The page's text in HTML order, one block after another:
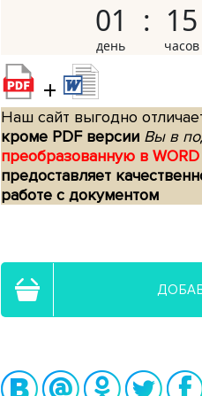
01 15
+
Наш сайт выгодно
кроме PDF версии Вы в
преобразованную в
предоставляет
работе с документом